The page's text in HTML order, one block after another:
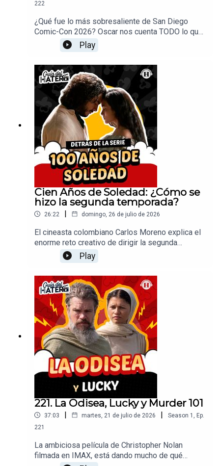
222
¿Qué fue lo más sobresaliente de San Diego
Comic-Con 2026? Oscar nos cuenta TODO lo que
se anunció en esta edición, como los grandes
anuncios de Marvel Studios que incluyen Ghost
Black Panther 3. También hablamos de la
polémica serie "El otro padre" en Netflix, la
comedia "The Dink" de Apple TV+ con Jake
Johnson y la infravalorada película española "53
domingos".Productor: Arturo AlarcónDiseño de
audio: Federico BañosRealización Audiovisual:
David PereyraDiseño Gráfico: Nicole
FloresRedes Sociales: Daniel Carballar
Play
Cien Años de Soledad: ¿Cómo se
hizo la segunda temporada?
26:22 | domingo, 26 de julio de 2026
El cineasta colombiano Carlos Moreno explica el
enorme reto creativo de dirigir la segunda
temporada de la adaptación en serie de "Cien
Años de Soledad" para Netflix. Profundizó en el
proceso de reconstruir el mítico pueblo de
Macondo, la importancia de elegir un elenco
fresco y representativo, la responsabilidad de
capturar la esencia del realismo mágico de
Gabriel García Márquez y cómo esta
superproducción busca conectar a las nuevas
generaciones con la literatura clásica.
Play
221. La Odisea, Lucky y Murder 101
37:03 | martes, 21 de julio de 2026 | Season 1 , Ep.
221
La ambiciosa película de Christopher Nolan
filmada en IMAX, está dando mucho de qué